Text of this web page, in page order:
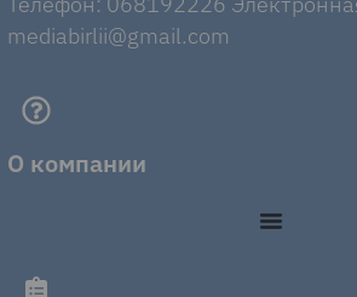
mediabirlii@gmail.com
О компании